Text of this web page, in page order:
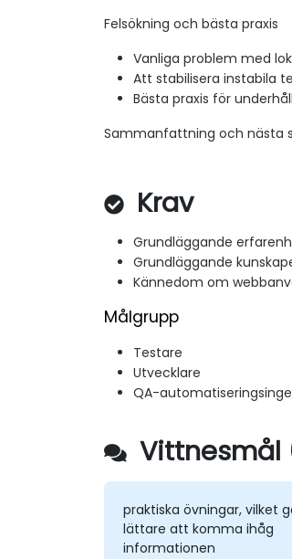
Felsökning och bästa praxis
Vanliga problem med
Att stabilisera instabila
Bästa praxis för
Sammanfattning och nästa
Krav
Grundläggande
Grundläggande
Kännedom om
Målgrupp
Testare
Utvecklare
QA-
Vittnesmål
praktiska övningar, vilket
lättare att komma ihåg
informationen